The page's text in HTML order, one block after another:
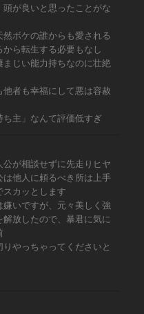
が良いと思ったことがな
ボケの誰からも愛される
ら転生する必要もなし
じい能力持ちなのに壮絶
者も幸福にして悪は容赦
ち主」なんて評価低すぎ
が相談せずに先走りヒヤ
他人に頼るべき所は上手
スカッとします
いですが、元々美しく強
放したので、暴君に気に
やっちゃってくださいと